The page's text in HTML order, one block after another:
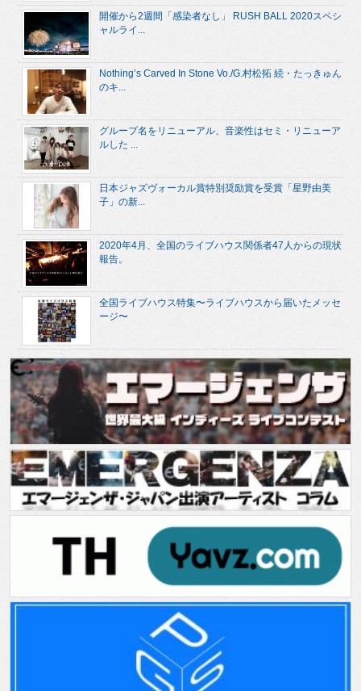
開催から2週間「感染者なし」 RUSH BALL 2020スペシ
ャルライ...
Nothing’s Carved In Stone Vo./G.村松拓 続・たっきゅん
のキ...
グループ名をリニューアル、音楽性はセミ・リニューア
ルした ...
日本ジャズヴォーカル賞特別奨励賞を受賞「星野由美
子」の新...
2020年4月、全国のライブハウス関係者47人からの現状
報告。
全国ライブハウス特集〜ライブハウスから届いたメッセ
ージ〜